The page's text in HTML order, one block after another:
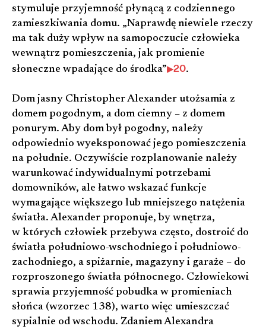
stymuluje przyjemność płynącą z codziennego
zamieszkiwania domu. „Naprawdę niewiele rzeczy
ma tak duży wpływ na samopoczucie człowieka
wewnątrz pomieszczenia, jak promienie
słoneczne wpadające do środka”
20.
Dom jasny Christopher Alexander utożsamia z
domem pogodnym, a dom ciemny – z domem
ponurym. Aby dom był pogodny, należy
odpowiednio wyeksponować jego pomieszczenia
na południe. Oczywiście rozplanowanie należy
warunkować indywidualnymi potrzebami
domowników, ale łatwo wskazać funkcje
wymagające większego lub mniejszego natężenia
światła. Alexander proponuje, by wnętrza,
w których człowiek przebywa często, dostroić do
światła południowo-wschodniego i południowo-
zachodniego, a spiżarnie, magazyny i garaże – do
rozproszonego światła północnego. Człowiekowi
sprawia przyjemność pobudka w promieniach
słońca (wzorzec 138), warto więc umieszczać
sypialnie od wschodu. Zdaniem Alexandra